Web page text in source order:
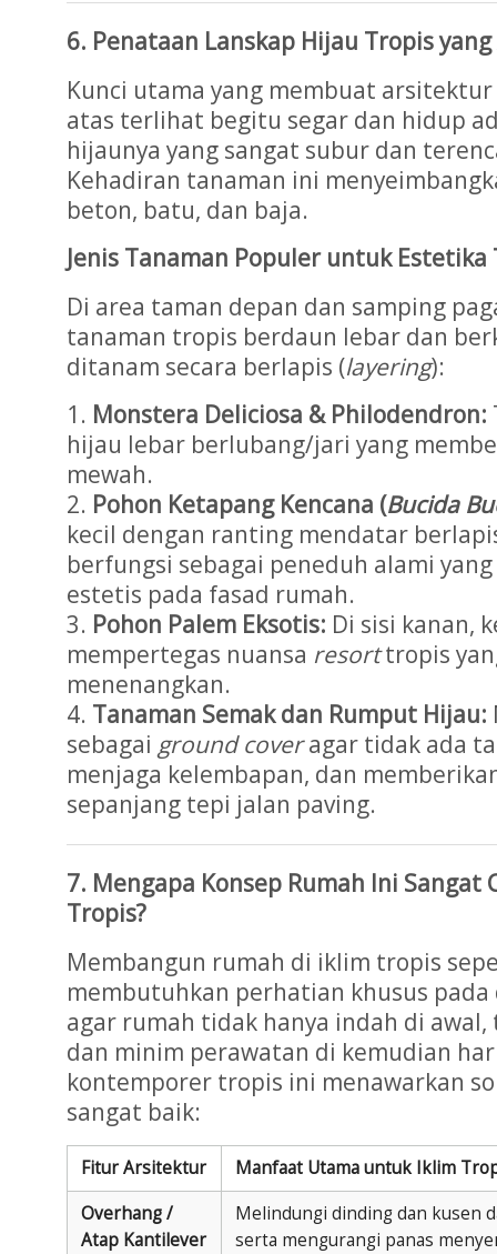
6. Penataan Lanskap Hijau Tropis yang
Kunci utama yang membuat
atas terlihat begitu segar dan hidup
hijaunya yang sangat subur dan
Kehadiran tanaman ini
beton, batu, dan baja.
Jenis Tanaman Populer untuk
Di area taman depan dan samping
tanaman tropis berdaun lebar dan
ditanam secara berlapis (layering):
Monstera Deliciosa & Philodendron:
hijau lebar berlubang/jari yang
mewah.
Pohon Ketapang Kencana (Bucida
kecil dengan ranting mendatar
berfungsi sebagai peneduh alami
estetis pada fasad rumah.
Pohon Palem Eksotis: Di sisi kanan,
mempertegas nuansa resorttropis
menenangkan.
Tanaman Semak dan Rumput Hijau:
sebagai ground coveragar tidak ada
menjaga kelembapan, dan
sepanjang tepi jalan paving.
7. Mengapa Konsep Rumah Ini Sangat
Tropis?
Membangun rumah di iklim tropis
membutuhkan perhatian khusus
agar rumah tidak hanya indah di
dan minim perawatan di kemudian
kontemporer tropis ini menawarkan
sangat baik:
Fitur Arsitektur
Manfaat Utama untuk Iklim
Overhang /
Atap Kantilever
Melindungi dinding dan kusen
serta mengurangi panas